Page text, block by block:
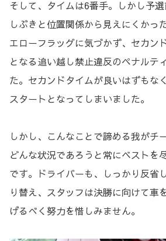
そして、タイムは6番手。しかし予
しぶきと位置関係から見えにくかっ
エローフラッグに気づかず、セカン
となる追い越し禁止違反のペナルテ
た。セカンドタイムが良いはずもな
スタートとなってしまいました。
しかし、こんなことで諦める我がチ
どんな状況であろうと常にベストを
です。ドライバーも、しっかり反省
り替え、スタッフは決勝に向けて車
げるべく努力を惜しみません。